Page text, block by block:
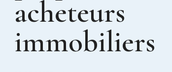
acheteurs
immobiliers